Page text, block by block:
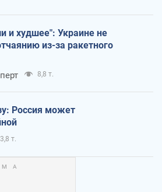
и худшее": Украине не
из-за ракетного
8,8 т.
Россия может
3,8 т.